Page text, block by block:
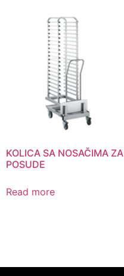
KOLICA SA NOSAČIMA ZA
POSUDE
Read more